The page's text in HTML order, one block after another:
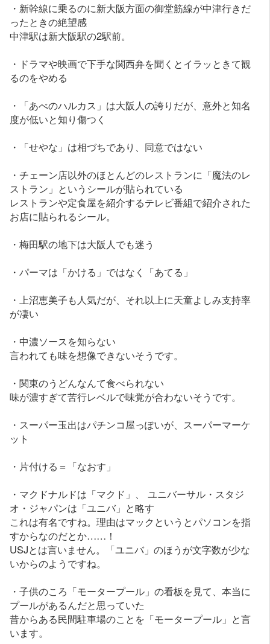
・新幹線に乗るのに新大阪方面の御堂筋線が中津行きだ
ったときの絶望感
中津駅は新大阪駅の2駅前。
・ドラマや映画で下手な関西弁を聞くとイラッときて観
るのをやめる
・「あべのハルカス」は大阪人の誇りだが、意外と知名
度が低いと知り傷つく
・「せやな」は相づちであり、同意ではない
・チェーン店以外のほとんどのレストランに「魔法のレ
ストラン」というシールが貼られている
レストランや定食屋を紹介するテレビ番組で紹介された
お店に貼られるシール。
・梅田駅の地下は大阪人でも迷う
・パーマは「かける」ではなく「あてる」
・上沼恵美子も人気だが、それ以上に天童よしみ支持率
が凄い
・中濃ソースを知らない
言われても味を想像できないそうです。
・関東のうどんなんて食べられない
味が濃すぎて苦行レベルで味覚が合わないそうです。
・スーパー玉出はパチンコ屋っぽいが、スーパーマーケ
ット
・片付ける＝「なおす」
・マクドナルドは「マクド」、 ユニバーサル・スタジ
オ・ジャパンは「ユニバ」と略す
これは有名ですね。理由はマックというとパソコンを指
すからなのだとか……！
USJとは言いません。「ユニバ」のほうが文字数が少な
いからのようですね。
・子供のころ「モータープール」の看板を見て、本当に
プールがあるんだと思っていた
昔からある民間駐車場のことを「モータープール」と言
います。